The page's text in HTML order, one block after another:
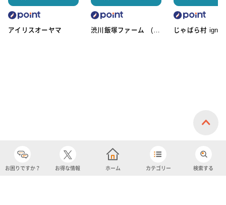
アイリスオーヤマ
渋川飯塚ファーム (ア
じゃばら村
お困りですか？ お得な情報 ホーム カテゴリー 検索する